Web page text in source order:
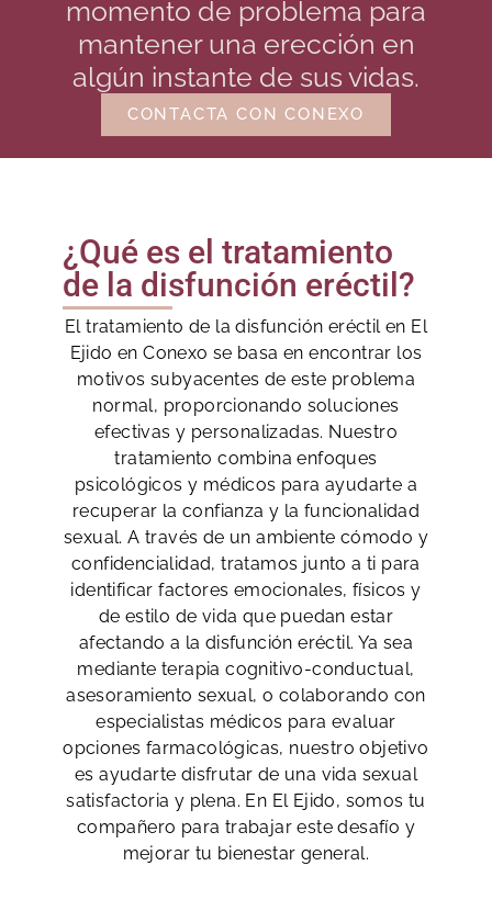
momento de problema para
mantener una erección en
algún instante de sus vidas.
CONTACTA CON CONEXO
¿Qué es el tratamiento
de la disfunción eréctil?
El tratamiento de la disfunción eréctil en El
Ejido en Conexo se basa en encontrar los
motivos subyacentes de este problema
normal, proporcionando soluciones
efectivas y personalizadas. Nuestro
tratamiento combina enfoques
psicológicos y médicos para ayudarte a
recuperar la confianza y la funcionalidad
sexual. A través de un ambiente cómodo y
confidencialidad, tratamos junto a ti para
identificar factores emocionales, físicos y
de estilo de vida que puedan estar
afectando a la disfunción eréctil. Ya sea
mediante terapia cognitivo-conductual,
asesoramiento sexual, o colaborando con
especialistas médicos para evaluar
opciones farmacológicas, nuestro objetivo
es ayudarte disfrutar de una vida sexual
satisfactoria y plena. En El Ejido, somos tu
compañero para trabajar este desafío y
mejorar tu bienestar general.